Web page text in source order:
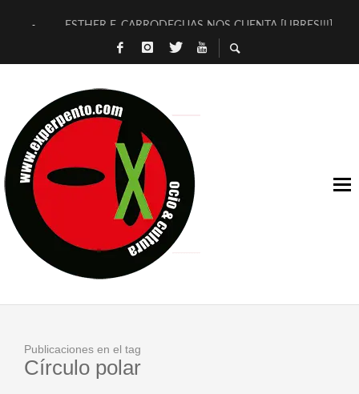
ESTHER F. CARRODEGUAS NOS CUENTA [LIBRES!!!]
[TERRA DE GUAPES] DE SANDRA MONFORT
TIMBRE 4, LA ESCUELA DEL DIRECTOR TEATRAL CLAUDIO
30 AÑOS (NO ES NADA) DE LA KATARSIS DEL TOMATAZO
MILITARES JUDÍAS EN #EXVITA
D’BALDOMEROS REINVENTAN [BITÁCORA 3.0] EN EXVITA
MARSHALL FLASH PRESENTA EN EXVITA [RELATIVA
JOFRE BARDAGÍ EN EXVITA INTERPRETANDO A SERRAT
Publicaciones en el tag
Círculo polar